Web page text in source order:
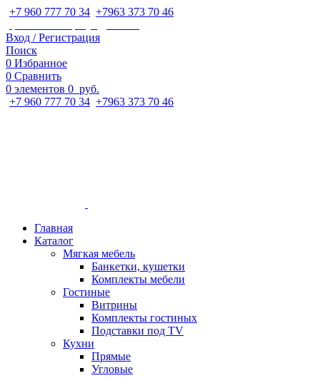
+7 960 777 70 34 +7963 373 70 46
Вход / Регистрация
Поиск
0 Избранное
0 Сравнить
0 элементов 0 руб.
+7 960 777 70 34 +7963 373 70 46
Главная
Каталог
Мягкая мебель
Банкетки, кушетки
Комплекты мебели
Гостиные
Витрины
Комплекты гостиных
Подставки под TV
Кухни
Прямые
Угловые